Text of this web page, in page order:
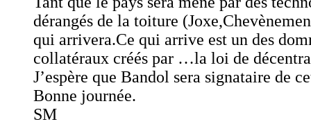
dérangés de la toiture
qui arrivera.Ce qui arrive est un des
collatéraux créés par …la loi de
J’espère que Bandol sera signataire de
Bonne journée.
SM